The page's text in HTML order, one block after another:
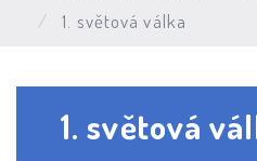
1. světová válka
1. světová